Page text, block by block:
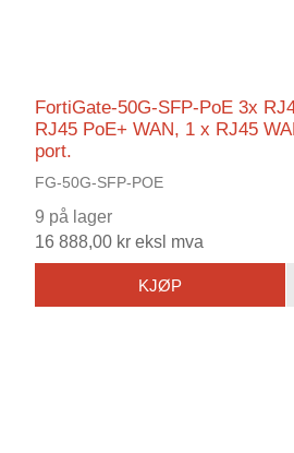
FortiGate-50G-SFP-PoE 3x
RJ45 PoE+ WAN, 1 x RJ45
port.
FG-50G-SFP-POE
9 på lager
16 888,00 kr eksl mva
KJØP